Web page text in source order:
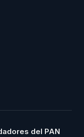
del PAN